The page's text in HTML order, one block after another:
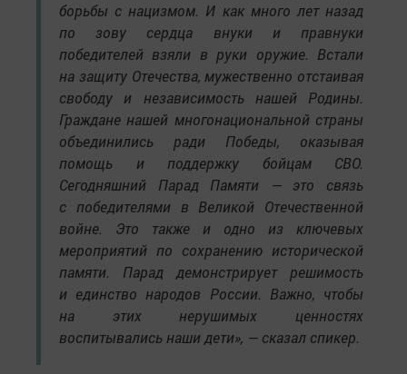
борьбы с нацизмом. И как много лет назад
по зову сердца внуки и правнуки
победителей взяли в руки оружие. Встали
на защиту Отечества, мужественно отстаивая
свободу и независимость нашей Родины.
Граждане нашей многонациональной страны
объединились ради Победы, оказывая
помощь и поддержку бойцам СВО.
Сегодняшний Парад Памяти — это связь
с победителями в Великой Отечественной
войне. Это также и одно из ключевых
мероприятий по сохранению исторической
памяти. Парад демонстрирует решимость
и единство народов России. Важно, чтобы
на этих нерушимых ценностях
воспитывались наши дети», — сказал спикер.